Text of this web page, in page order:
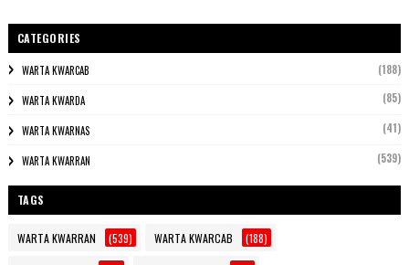
CATEGORIES
WARTA KWARCAB (188)
WARTA KWARDA (85)
WARTA KWARNAS (41)
WARTA KWARRAN (539)
TAGS
WARTA KWARRAN (539) WARTA KWARCAB (188)